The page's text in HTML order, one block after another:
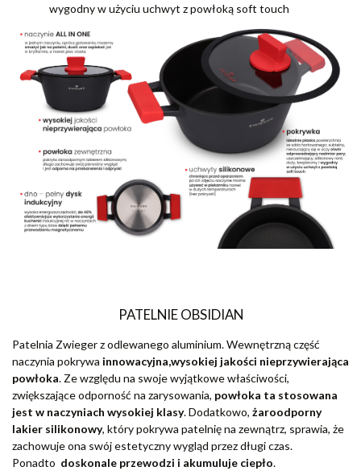
wygodny w użyciu uchwyt z powłoką soft touch
PATELNIE OBSIDIAN
Patelnia Zwieger z odlewanego aluminium. Wewnętrzną część
naczynia pokrywa innowacyjna,wysokiej jakości nieprzywierająca
powłoka. Ze względu na swoje wyjątkowe właściwości,
zwiększające odporność na zarysowania, powłoka ta stosowana
jest w naczyniach wysokiej klasy. Dodatkowo, żaroodporny
lakier silikonowy, który pokrywa patelnię na zewnątrz, sprawia, że
zachowuje ona swój estetyczny wygląd przez długi czas.
Ponadto doskonale przewodzi i akumuluje ciepło.